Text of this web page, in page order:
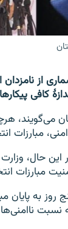
از
کافی
می‌گویند،
مبارزات
این حال،
مبارزات
روز به پایان
نسبت